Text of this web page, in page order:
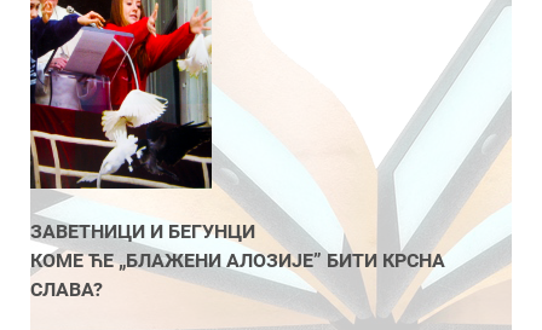
ЗАВЕТНИЦИ И БЕГУНЦИ
КОМЕ ЋЕ „БЛАЖЕНИ АЛОЗИЈЕ” БИТИ КРСНА
СЛАВА?